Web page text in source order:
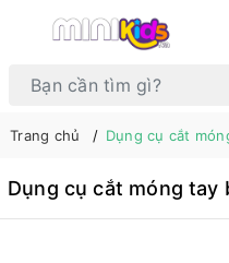
Trang chủ Dụng cụ cắt
Dụng cụ cắt móng tay